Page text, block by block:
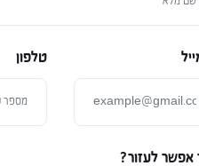
טלפון
אפשר לעזור?